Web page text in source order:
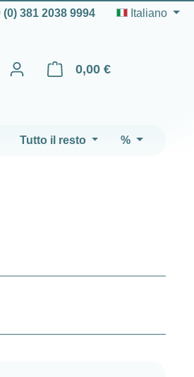
(0) 381 2038 9994 Italiano
0,00 €
Il carrello contiene 0
Tutto il resto %